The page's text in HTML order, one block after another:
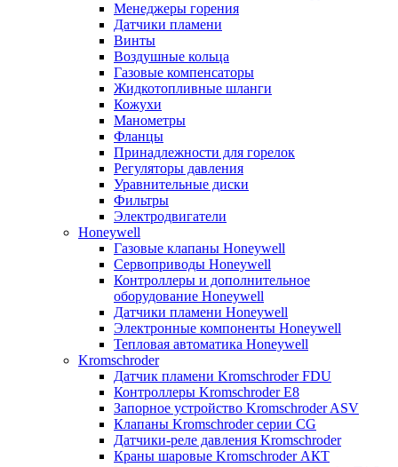
Менеджеры горения
Датчики пламени
Винты
Воздушные кольца
Газовые компенсаторы
Жидкотопливные шланги
Кожухи
Манометры
Фланцы
Принадлежности для горелок
Регуляторы давления
Уравнительные диски
Фильтры
Электродвигатели
Honeywell
Газовые клапаны Honeywell
Сервоприводы Honeywell
Контроллеры и дополнительное
оборудование Honeywell
Датчики пламени Honeywell
Электронные компоненты Honeywell
Тепловая автоматика Honeywell
Kromschroder
Датчик пламени Kromschroder FDU
Контроллеры Kromschroder E8
Запорное устройство Kromschroder ASV
Клапаны Kromschroder серии CG
Датчики-реле давления Kromschroder
Краны шаровые Kromschroder АКТ